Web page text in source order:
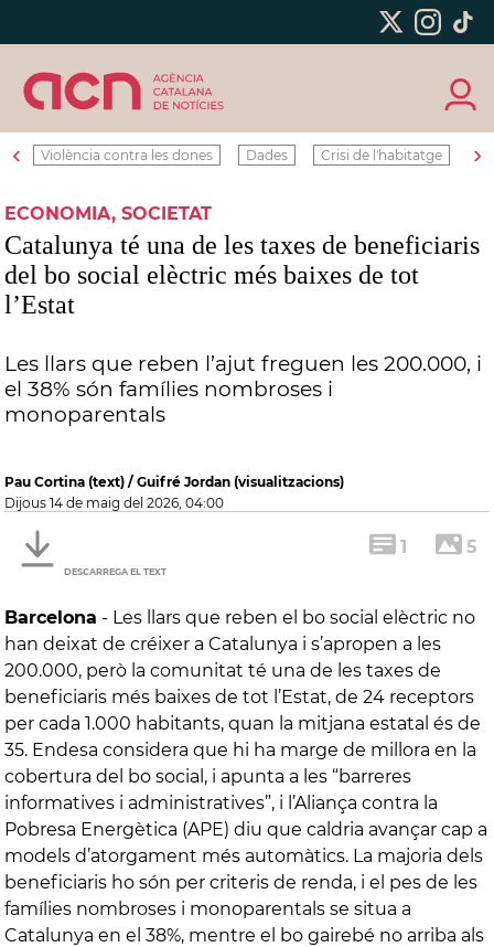
‹ Violència contra les dones Dades Crisi de l'habitatge ›
ECONOMIA, SOCIETAT
Catalunya té una de les taxes de beneficiaris
del bo social elèctric més baixes de tot
l’Estat
Les llars que reben l’ajut freguen les 200.000, i
el 38% són famílies nombroses i
monoparentals
Pau Cortina (text) / Guifré Jordan (visualitzacions)
dijous 14 de maig del 2026, 04:00
DESCARREGA EL TEXT
1 5
Barcelona - Les llars que reben el bo social elèctric no
han deixat de créixer a Catalunya i s’apropen a les
200.000, però la comunitat té una de les taxes de
beneficiaris més baixes de tot l’Estat, de 24 receptors
per cada 1.000 habitants, quan la mitjana estatal és de
35. Endesa considera que hi ha marge de millora en la
cobertura del bo social, i apunta a les “barreres
informatives i administratives”, i l’Aliança contra la
Pobresa Energètica (APE) diu que caldria avançar cap a
models d’atorgament més automàtics. La majoria dels
beneficiaris ho són per criteris de renda, i el pes de les
famílies nombroses i monoparentals se situa a
Catalunya en el 38%, mentre el bo gairebé no arriba als